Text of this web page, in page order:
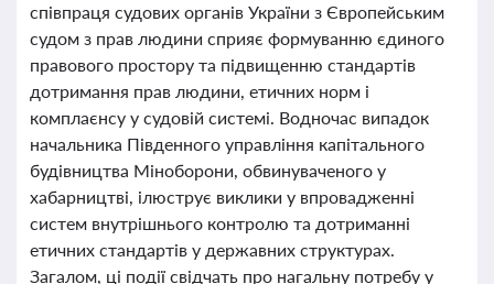
співпраця судових органів України з Європейським
судом з прав людини сприяє формуванню єдиного
правового простору та підвищенню стандартів
дотримання прав людини, етичних норм і
комплаєнсу у судовій системі. Водночас випадок
начальника Південного управління капітального
будівництва Міноборони, обвинуваченого у
хабарництві, ілюструє виклики у впровадженні
систем внутрішнього контролю та дотриманні
етичних стандартів у державних структурах.
Загалом, ці події свідчать про нагальну потребу у